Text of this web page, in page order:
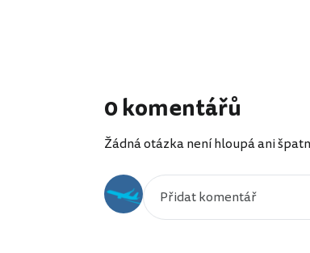
0 komentářů
Žádná otázka není hloupá ani